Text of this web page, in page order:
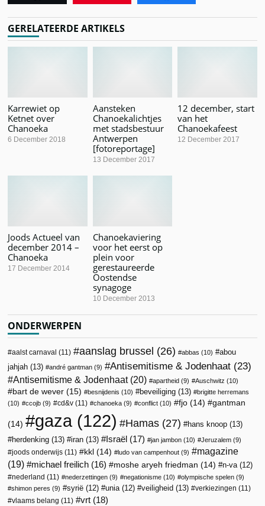
GERELATEERDE ARTIKELS
Karrewiet op
Ketnet over
Chanoeka
6 December 2018
Aansteken
Chanoekalichtjes
met stadsbestuur
Antwerpen
[fotoreportage]
13 December 2017
12 december, start
van het
Chanoekafeest
12 December 2017
Joods Actueel van
december 2014 –
Chanoeka
17 December 2014
Chanoekaviering
voor het eerst op
plein voor
gerestaureerde
Oostendse
synagoge
10 December 2013
ONDERWERPEN
aalst carnaval (11) aanslag brussel (26) abbas (10)
abou
jahjah (13) andré gantman (9) Antisemitisme & Jodenhaat (23)
Antisemitisme & Jodenhaat(20) apartheid (9) Auschwitz (10)
bart de wever (15) besnijdenis (10) beveiliging (13)
brigitte herremans
(10)
ccojb (9) cd&v (11) chanoeka (9) conflict (10) fjo (14) gantman
(14) gaza(122) Hamas (27) hans knoop (13)
herdenking (13) iran (13) Israël (17) jan jambon (10) Jeruzalem (9)
joods onderwijs (11) kkl (14) ludo van campenhout (9)
magazine
(19)
michael freilich (16) moshe aryeh friedman (14) n-va(12)
nederland (11) nederzettingen (9) negationisme (10) olympische spelen (9)
shimon peres (9) syrië (12) unia(12) veiligheid (13) verkiezingen (11)
vlaams belang (11) vrt (18)